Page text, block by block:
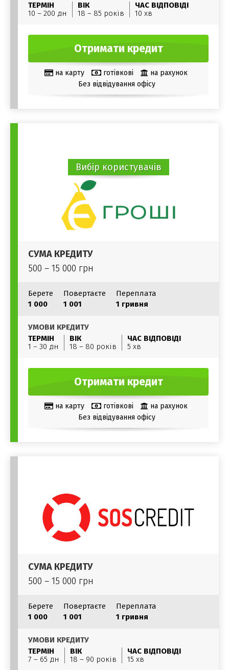
ТЕРМІН
10 – 200 дн
ВІК
18 – 85 років
ЧАС ВІДПОВІДІ
10 хв
Отримати кредит
на карту готівкові
на рахунок
Без відвідування офісу
Вибір користувачів
СУМА КРЕДИТУ
500 – 15 000 грн
Берете
1 000
Повертаєте
1 001
Переплата
1 гривня
УМОВИ КРЕДИТУ
ТЕРМІН
1 – 30 дн
ВІК
18 – 80 років
ЧАС ВІДПОВІДІ
5 хв
Отримати кредит
на карту готівкові
на рахунок
Без відвідування офісу
СУМА КРЕДИТУ
500 – 15 000 грн
Берете
1 000
Повертаєте
1 001
Переплата
1 гривня
УМОВИ КРЕДИТУ
ТЕРМІН
7 – 65 дн
ВІК
18 – 90 років
ЧАС ВІДПОВІДІ
15 хв